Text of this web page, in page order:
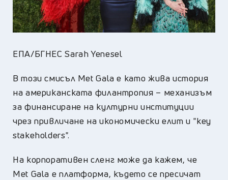
ЕПА/БГНЕС Sarah Yenesel
В този смисъл Met Gala е като жива история
на американската филантропия – механизъм
за финансиране на културни институции
чрез привличане на икономически елит и "key
stakeholders".
На корпоративен сленг може да кажем, че
Met Gala е платформа, където се пресичат